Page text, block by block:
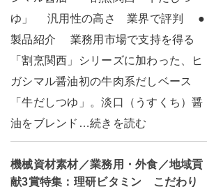
ゆ」 汎用性の高さ 業界で評判 ●
製品紹介 業務用市場で支持を得る
「割烹関西」シリーズに加わった、ヒ
ガシマル醤油初の牛肉系だしベース
「牛だしつゆ」。淡口（うすくち）醤
油をブレンド…続きを読む
機械資材素材／業務用・外食／地域貢
献3賞特集：理研ビタミン こだわり